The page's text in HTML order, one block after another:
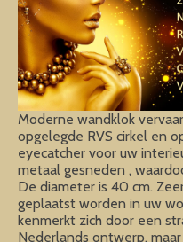
Moderne wandklok
opgelegde RVS cirkel en
eyecatcher voor uw
metaal gesneden ,
De diameter is 40 cm.
geplaatst worden in uw
kenmerkt zich door een
Nederlands ontwerp,